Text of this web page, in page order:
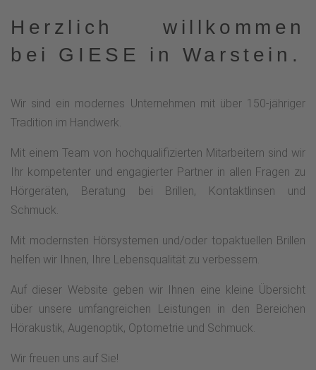
Herzlich willkommen
bei GIESE in Warstein.
Wir sind ein modernes Unternehmen mit über 150-jähriger
Tradition im Handwerk.
Mit einem Team von hochqualifizierten Mitarbeitern sind wir
Ihr kompetenter und engagierter Partner in allen Fragen zu
Hörgeräten, Beratung bei Brillen, Kontaktlinsen und
Schmuck.
Mit modernsten Hörsystemen und/oder topaktuellen Brillen
helfen wir Ihnen, Ihre Lebensqualität zu verbessern.
Auf dieser Website geben wir Ihnen eine kleine Übersicht
über unsere umfangreichen Leistungen in den Bereichen
Hörakustik, Augenoptik, Optometrie und Schmuck.
Wir freuen uns auf Sie!